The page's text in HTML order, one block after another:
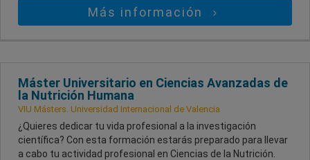
Más información
Máster Universitario en Ciencias Avanzadas de
la Nutrición Humana
VIU Másters. Universidad Internacional de Valencia
¿Quieres dedicar tu vida profesional a la investigación
científica? Con esta formación estarás preparado para llevar
a cabo tu actividad profesional en Ciencias de la Nutrición.